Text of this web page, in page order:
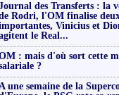
des Transferts : la
Rodri, l'OM finalise
Vinicius et
le Real...
: mais d'où sort cette
?
une semaine de la